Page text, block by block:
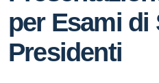
per Esami di
Presidenti